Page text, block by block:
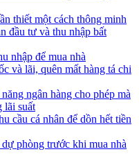
thiết một cách thông minh
đầu tư và thu nhập bất
nhập để mua nhà
và lãi, quên mất hàng tá chi
ngân hàng cho phép mà
lãi suất
cầu cá nhân để dồn hết tiền
phòng trước khi mua nhà